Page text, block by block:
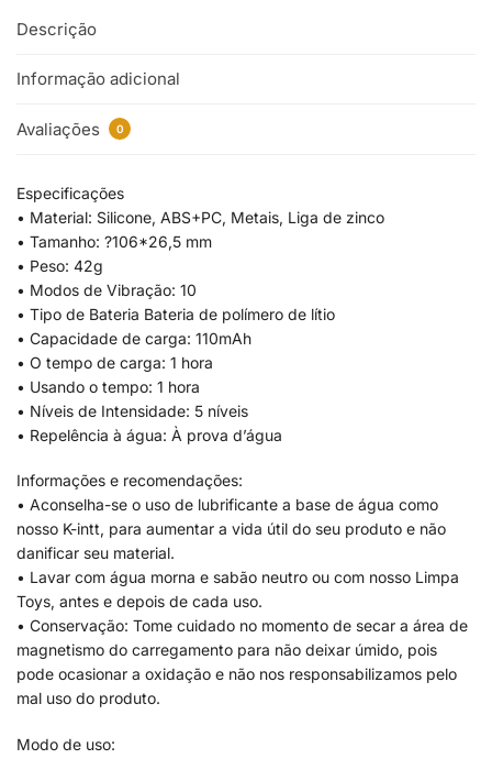
Descrição
Informação adicional
Avaliações 0
Especificações
• Material: Silicone, ABS+PC, Metais, Liga de zinco
• Tamanho: ?106*26,5 mm
• Peso: 42g
• Modos de Vibração: 10
• Tipo de Bateria Bateria de polímero de lítio
• Capacidade de carga: 110mAh
• O tempo de carga: 1 hora
• Usando o tempo: 1 hora
• Níveis de Intensidade: 5 níveis
• Repelência à água: À prova d’água
Informações e recomendações:
• Aconselha-se o uso de lubrificante a base de água como
nosso K-intt, para aumentar a vida útil do seu produto e não
danificar seu material.
• Lavar com água morna e sabão neutro ou com nosso Limpa
Toys, antes e depois de cada uso.
• Conservação: Tome cuidado no momento de secar a área de
magnetismo do carregamento para não deixar úmido, pois
pode ocasionar a oxidação e não nos responsabilizamos pelo
mal uso do produto.
Modo de uso: